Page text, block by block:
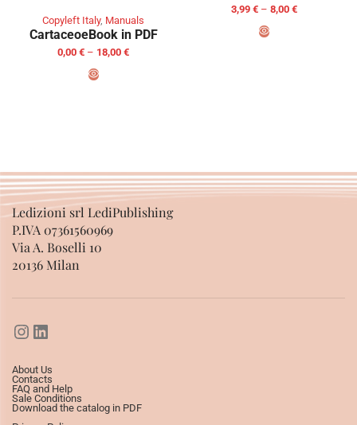
Copyleft Italy, Manuals
CartaceoeBook in PDF
0,00 € – 18,00 €
3,99 € – 8,00 €
Ledizioni srl LediPublishing
P.IVA 07361560969
Via A. Boselli 10
20136 Milan
About Us
Contacts
FAQ and Help
Sale Conditions
Download the catalog in PDF